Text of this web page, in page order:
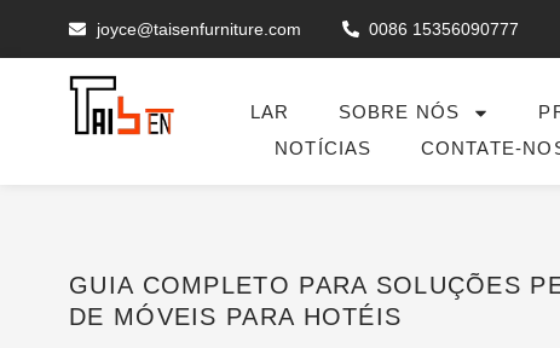
joyce@taisenfurniture.com 0086 15356090777
LAR SOBRE NÓS
NOTÍCIAS
CONTATE-
GUIA COMPLETO PARA SOLUÇÕES
DE MÓVEIS PARA HOTÉIS